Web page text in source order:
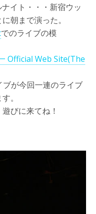
イト・・・新宿ウッ
朝まで演った。
でのライブの模
Official Web Site(The
が今回一連のライブ
。
びに来てね！